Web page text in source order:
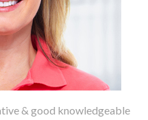
& good knowledgeable